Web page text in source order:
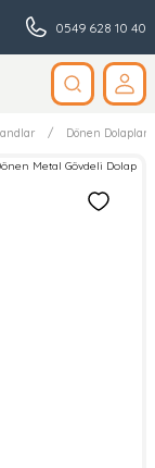
0549 628 10 40
Dönen Dolaplar